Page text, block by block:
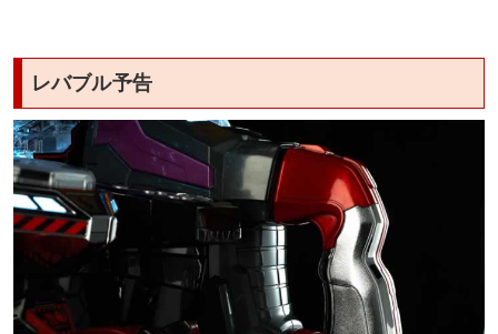
サイレント擬似連
キャラ連続予告
セリフ予告
特殊ステージ/モード専用予告
ミッションモード
レバブル予告